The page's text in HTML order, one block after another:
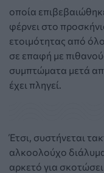
οποία
φέρνει στο
ετοιμότητας από
σε επαφή με
συμπτώματα μετά
έχει πληγεί.
Έτσι, συστήνεται
αλκοολούχο
αρκετό για